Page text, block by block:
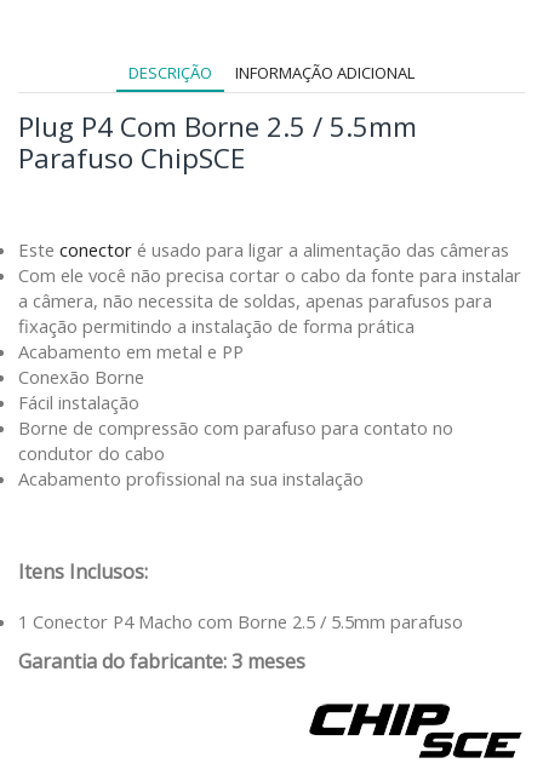
DESCRIÇÃO INFORMAÇÃO ADICIONAL
Plug P4 Com Borne 2.5 / 5.5mm
Parafuso ChipSCE
Este conector é usado para ligar a alimentação das câmeras
Com ele você não precisa cortar o cabo da fonte para instalar
a câmera, não necessita de soldas, apenas parafusos para
fixação permitindo a instalação de forma prática
Acabamento em metal e PP
Conexão Borne
Fácil instalação
Borne de compressão com parafuso para contato no
condutor do cabo
Acabamento profissional na sua instalação
Itens Inclusos:
1 Conector P4 Macho com Borne 2.5 / 5.5mm parafuso
Garantia do fabricante: 3 meses